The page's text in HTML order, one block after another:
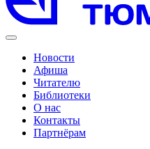
Новости
Афиша
Читателю
Библиотеки
О нас
Контакты
Партнёрам